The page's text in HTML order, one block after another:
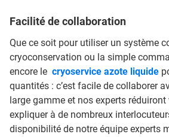
Facilité de collaboration
Que ce soit pour utiliser un système
cryoconservation ou la simple
encore le cryoservice azote liquide
quantités : c’est facile de collaborer
large gamme et nos experts réduiront
expliquer à de nombreux
disponibilité de notre équipe experts